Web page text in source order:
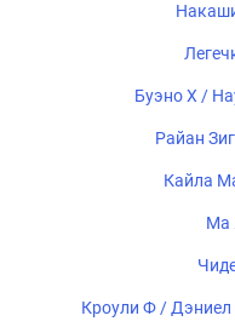
Буэно Х /
Райан
Кайла
Ма
Кроули Ф /